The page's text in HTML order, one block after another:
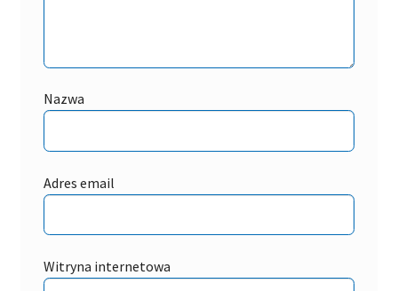
Nazwa
Adres email
Witryna internetowa